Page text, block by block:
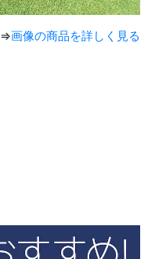
⇒画像の商品を詳しく見る